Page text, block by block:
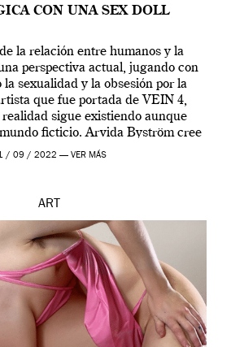
CON UNA SEX DOLL
la relación entre humanos y la
perspectiva actual, jugando con
la sexualidad y la obsesión por la
que fue portada de VEIN 4,
sigue existiendo aunque
ficticio. Arvida Byström cree
tienen un complejo […]
/ 09 / 2022 — VER MÁS
ART